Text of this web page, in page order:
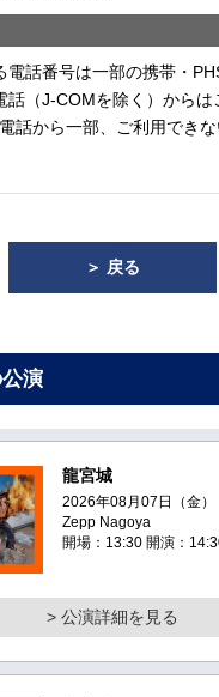
話番号は一部の携帯・
話（J-COMを除く）からは
話から一部、ご利用でき
＞ 戻る
演
龍宮城
2026年08月07日（金）
Zepp Nagoya
開場：13:30 開演：
> 公演詳細を見る